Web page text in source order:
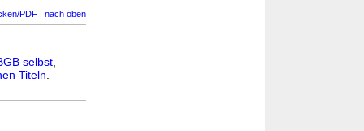
PDF | nach oben
selbst
Titeln